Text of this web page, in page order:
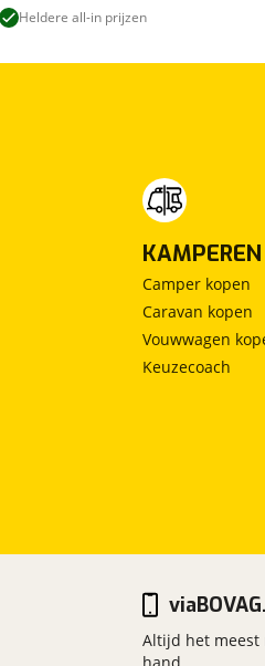
Heldere all-in prijzen
KAMPEREN
Camper kopen
Caravan kopen
Vouwwagen
Keuzecoach
Altijd het meest